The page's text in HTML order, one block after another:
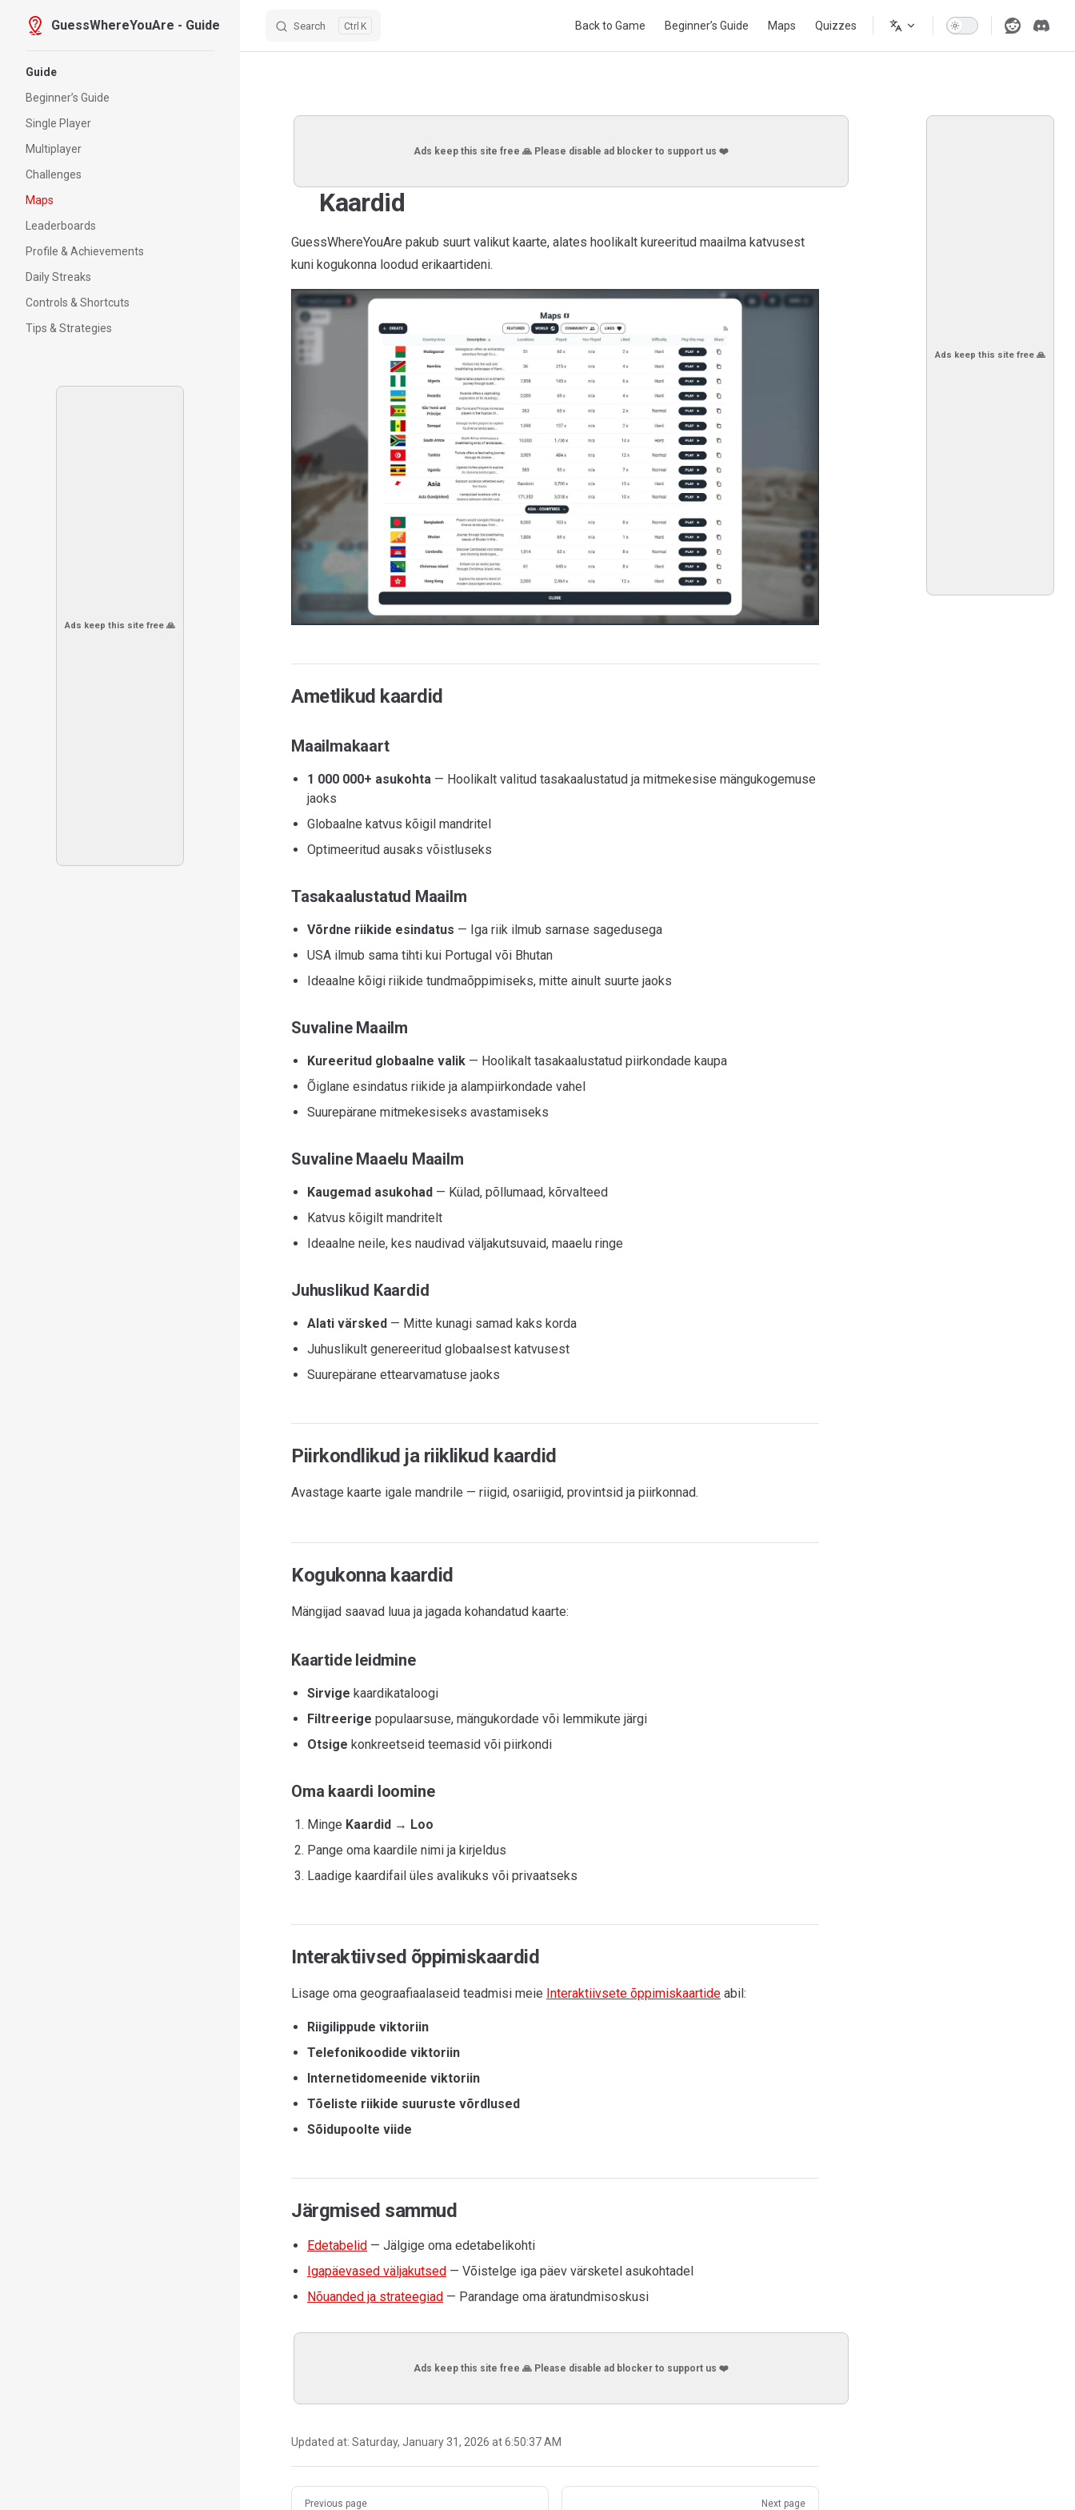
Skip to content
GuessWhereYouAre - Guide Search K Back to Game Beginner’s Guide Maps Quizzes
Guide
Beginner’s Guide
Single Player
Multiplayer
Challenges
Maps
Leaderboards
Profile & Achievements
Daily Streaks
Controls & Shortcuts
Tips & Strategies
Ads keep this site free 🙏
Ads keep this site free 🙏
Ads keep this site free 🙏 Please disable ad blocker to support us ❤️
Kaardid
GuessWhereYouAre pakub suurt valikut kaarte, alates hoolikalt kureeritud maailma katvusest
kuni kogukonna loodud erikaartideni.
Ametlikud kaardid
Maailmakaart
1 000 000+ asukohta — Hoolikalt valitud tasakaalustatud ja mitmekesise mängukogemuse
jaoks
Globaalne katvus kõigil mandritel
Optimeeritud ausaks võistluseks
Tasakaalustatud Maailm
Võrdne riikide esindatus — Iga riik ilmub sarnase sagedusega
USA ilmub sama tihti kui Portugal või Bhutan
Ideaalne kõigi riikide tundmaõppimiseks, mitte ainult suurte jaoks
Suvaline Maailm
Kureeritud globaalne valik — Hoolikalt tasakaalustatud piirkondade kaupa
Õiglane esindatus riikide ja alampiirkondade vahel
Suurepärane mitmekesiseks avastamiseks
Suvaline Maaelu Maailm
Kaugemad asukohad — Külad, põllumaad, kõrvalteed
Katvus kõigilt mandritelt
Ideaalne neile, kes naudivad väljakutsuvaid, maaelu ringe
Juhuslikud Kaardid
Alati värsked — Mitte kunagi samad kaks korda
Juhuslikult genereeritud globaalsest katvusest
Suurepärane ettearvamatuse jaoks
Piirkondlikud ja riiklikud kaardid
Avastage kaarte igale mandrile — riigid, osariigid, provintsid ja piirkonnad.
Kogukonna kaardid
Mängijad saavad luua ja jagada kohandatud kaarte:
Kaartide leidmine
Sirvige kaardikataloogi
Filtreerige populaarsuse, mängukordade või lemmikute järgi
Otsige konkreetseid teemasid või piirkondi
Oma kaardi loomine
Minge Kaardid → Loo
Pange oma kaardile nimi ja kirjeldus
Laadige kaardifail üles avalikuks või privaatseks
Interaktiivsed õppimiskaardid
Lisage oma geograafiaalaseid teadmisi meie Interaktiivsete õppimiskaartide abil:
Riigilippude viktoriin
Telefonikoodide viktoriin
Internetidomeenide viktoriin
Tõeliste riikide suuruste võrdlused
Sõidupoolte viide
Järgmised sammud
Edetabelid — Jälgige oma edetabelikohti
Igapäevased väljakutsed — Võistelge iga päev värsketel asukohtadel
Nõuanded ja strateegiad — Parandage oma äratundmisoskusi
Ads keep this site free 🙏 Please disable ad blocker to support us ❤️
Updated at: Saturday, January 31, 2026 at 6:50:37 AM
Pager
Previous page Next page